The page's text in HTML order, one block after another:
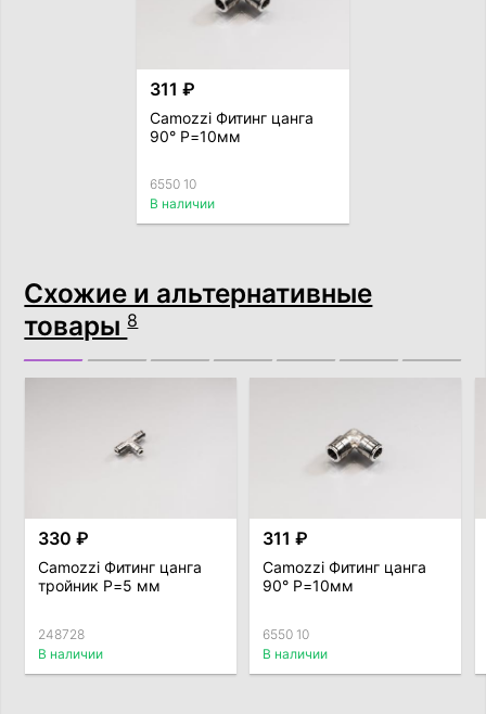
311 ₽
Camozzi Фитинг цанга
90° P=10мм
6550 10
В наличии
Схожие и альтернативные
товары8
330 ₽
Camozzi Фитинг цанга
тройник P=5 мм
248728
В наличии
311 ₽
Camozzi Фитинг цанга
90° P=10мм
6550 10
В наличии